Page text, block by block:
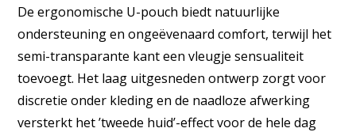
De ergonomische U-pouch biedt natuurlijke
ondersteuning en ongeëvenaard comfort, terwijl het
semi-transparante kant een vleugje sensualiteit
toevoegt. Het laag uitgesneden ontwerp zorgt voor
discretie onder kleding en de naadloze afwerking
versterkt het ’tweede huid’-effect voor de hele dag